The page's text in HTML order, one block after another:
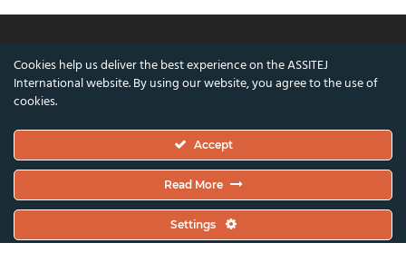
© ASSITEJ International - International
Nørregade 26, 1st Floor, 1165 Copenhagen,
Denmark
VAT/CVR Number: DK45650561
Cookies help us deliver the best experience on the ASSITEJ
International website. By using our website, you agree to the use of
cookies.
Accept
Read More
Settings